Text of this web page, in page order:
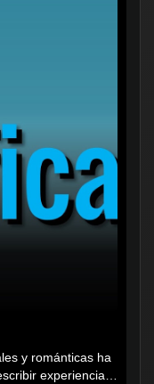
y románticas ha
experiencias